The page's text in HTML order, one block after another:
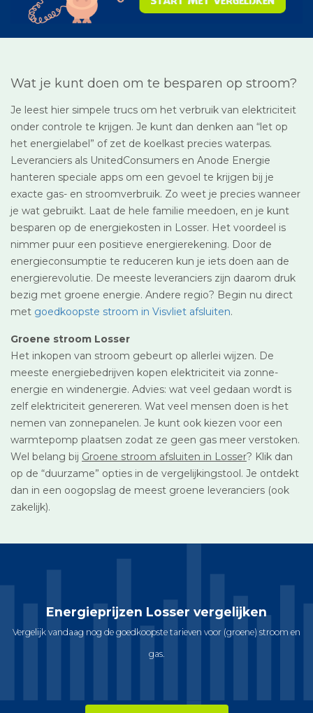
Wat je kunt doen om te besparen op stroom?
Je leest hier simpele trucs om het verbruik van elektriciteit
onder controle te krijgen. Je kunt dan denken aan “let op
het energielabel” of zet de koelkast precies waterpas.
Leveranciers als UnitedConsumers en Anode Energie
hanteren speciale apps om een gevoel te krijgen bij je
exacte gas- en stroomverbruik. Zo weet je precies wanneer
je wat gebruikt. Laat de hele familie meedoen, en je kunt
besparen op de energiekosten in Losser. Het voordeel is
nimmer puur een positieve energierekening. Door de
energieconsumptie te reduceren kun je iets doen aan de
energierevolutie. De meeste leveranciers zijn daarom druk
bezig met groene energie. Andere regio? Begin nu direct
met goedkoopste stroom in Visvliet afsluiten.
Groene stroom Losser
Het inkopen van stroom gebeurt op allerlei wijzen. De
meeste energiebedrijven kopen elektriciteit via zonne-
energie en windenergie. Advies: wat veel gedaan wordt is
zelf elektriciteit genereren. Wat veel mensen doen is het
nemen van zonnepanelen. Je kunt ook kiezen voor een
warmtepomp plaatsen zodat ze geen gas meer verstoken.
Wel belang bij Groene stroom afsluiten in Losser? Klik dan
op de “duurzame” opties in de vergelijkingstool. Je ontdekt
dan in een oogopslag de meest groene leveranciers (ook
zakelijk).
Energieprijzen Losser vergelijken
Vergelijk vandaag nog de goedkoopste tarieven voor (groene) stroom en
gas.